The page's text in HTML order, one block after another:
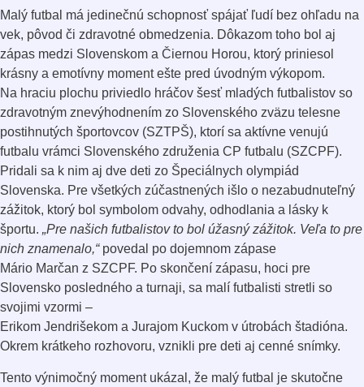
Malý futbal má jedinečnú schopnosť spájať ľudí bez ohľadu na
vek, pôvod či zdravotné obmedzenia. Dôkazom toho bol aj
zápas medzi Slovenskom a Čiernou Horou, ktorý priniesol
krásny a emotívny moment ešte pred úvodným výkopom.
Na hraciu plochu priviedlo hráčov šesť mladých futbalistov so
zdravotným znevýhodnením zo Slovenského zväzu telesne
postihnutých športovcov (SZTPŠ), ktorí sa aktívne venujú
futbalu vrámci Slovenského združenia CP futbalu (SZCPF).
Pridali sa k nim aj dve deti zo Špeciálnych olympiád
Slovenska. Pre všetkých zúčastnených išlo o nezabudnuteľný
zážitok, ktorý bol symbolom odvahy, odhodlania a lásky k
športu. „Pre našich futbalistov to bol úžasný zážitok. Veľa to pre
nich znamenalo,“ povedal po dojemnom zápase
Mário Marčan z SZCPF. Po skončení zápasu, hoci pre
Slovensko posledného a turnaji, sa malí futbalisti stretli so
svojimi vzormi –
Erikom Jendrišekom a Jurajom Kuckom v útrobách štadióna.
Okrem krátkeho rozhovoru, vznikli pre deti aj cenné snímky.
Tento výnimočný moment ukázal, že malý futbal je skutočne